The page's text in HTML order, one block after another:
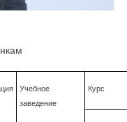
Учебное
заведение
Курс